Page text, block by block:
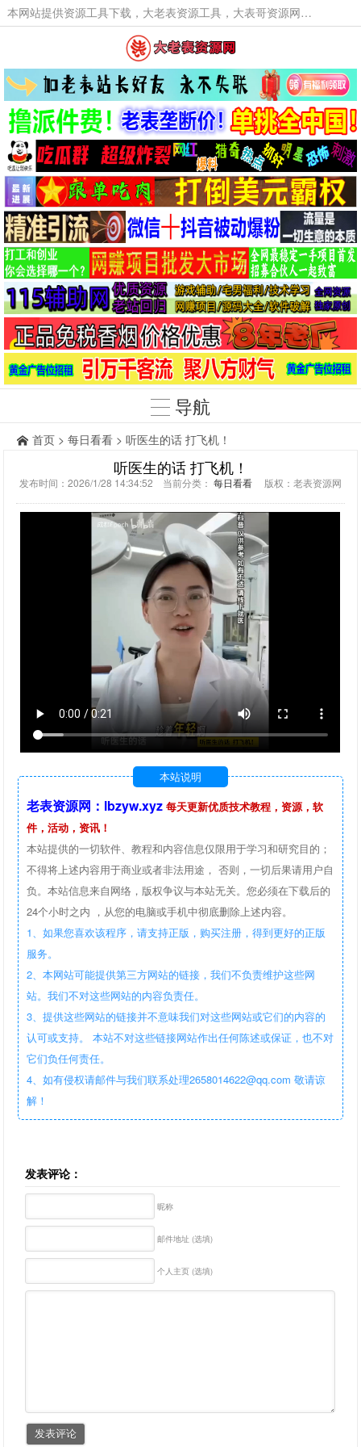
本网站提供资源工具下载，大老表资源工具，大表哥资源网软件工具，大老表资源下载，活动线报福利资源分享,活动线报，大型网游经典游戏，网络热门技术游戏辅助交流与分享。
导航
首页 > 每日看看 > 听医生的话 打飞机！
听医生的话 打飞机！
发布时间：2026/1/28 14:34:52 当前分类： 每日看看 版权：老表资源网
本站说明
老表资源网：lbzyw.xyz 每天更新优质技术教程，资源，软
件，活动，资讯！
本站提供的一切软件、教程和内容信息仅限用于学习和研究目的；
不得将上述内容用于商业或者非法用途， 否则，一切后果请用户自
负。本站信息来自网络，版权争议与本站无关。您必须在下载后的
24个小时之内 ，从您的电脑或手机中彻底删除上述内容。
1、如果您喜欢该程序，请支持正版，购买注册，得到更好的正版
服务。
2、本网站可能提供第三方网站的链接，我们不负责维护这些网
站。我们不对这些网站的内容负责任。
3、提供这些网站的链接并不意味我们对这些网站或它们的内容的
认可或支持。 本站不对这些链接网站作出任何陈述或保证，也不对
它们负任何责任。
4、如有侵权请邮件与我们联系处理2658014622@qq.com 敬请谅
解！
发表评论：
昵称
邮件地址 (选填)
个人主页 (选填)